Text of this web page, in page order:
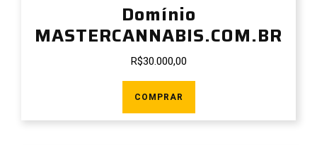
Domínio
MASTERCANNABIS.COM.BR
R$30.000,00
COMPRAR